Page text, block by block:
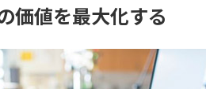
価値を最大化する